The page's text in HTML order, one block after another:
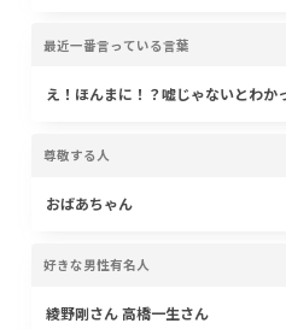
最近一番言っている言葉
え！ほんまに！？嘘じゃないとわか
尊敬する人
おばあちゃん
好きな男性有名人
綾野剛さん 高橋一生さん